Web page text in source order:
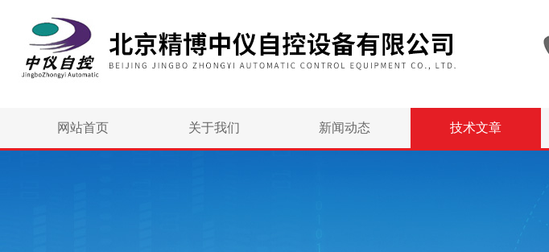
网站首页 关于我们 新闻动态 技术文章